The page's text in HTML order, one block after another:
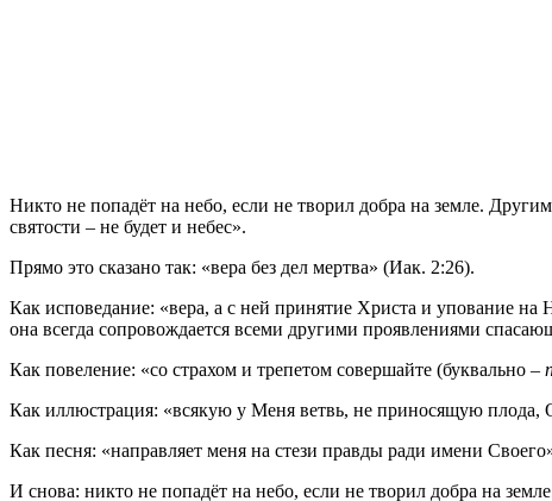
Никто не попадёт на небо, если не творил добра на земле.
святости – не будет и небес».
Прямо это сказано так: «вера без дел мертва» (Иак. 2:26).
Как исповедание: «вера, а с ней принятие Христа и упование на
она всегда сопровождается всеми другими проявлениями
Как повеление: «со страхом и трепетом совершайте (буквально –
Как иллюстрация: «всякую у Меня ветвь, не приносящую плода,
Как песня: «направляет меня на стези правды ради имени
И снова: никто не попадёт на небо, если не творил добра на